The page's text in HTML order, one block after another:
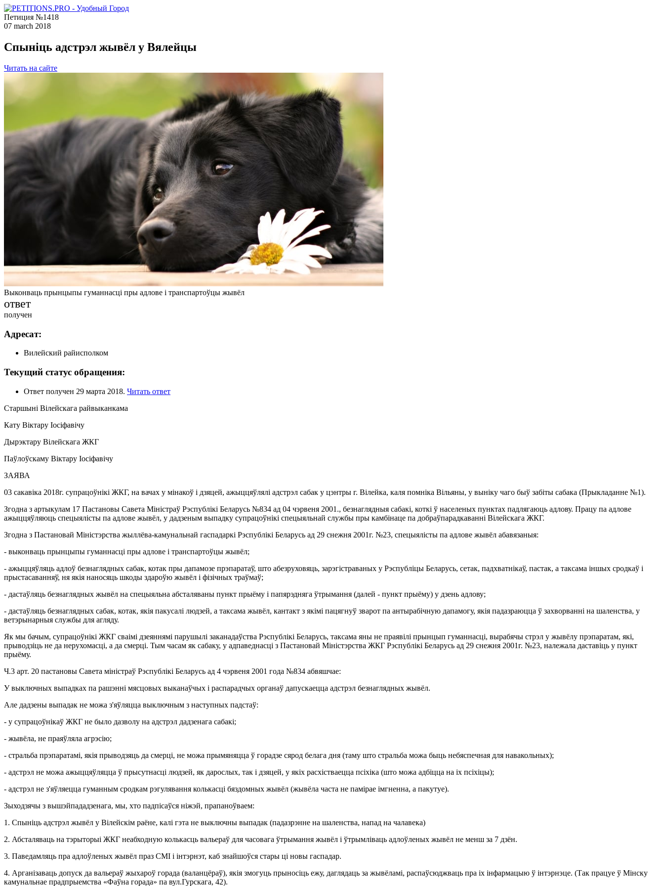
Петиция №1418
07 march 2018
Спыніць адстрэл жывёл у Вялейцы
Читать на сайте
Выконваць прынцыпы гуманнасці пры адлове і транспартоўцы жывёл
ответ
получен
Адресат:
Вилейский райисполком
Текущий статус обращения:
Ответ получен 29 марта 2018. Читать ответ
Старшыні Вілейскага райвыканкама
Кату Віктару Іосіфавічу
Дырэктару Вілейскага ЖКГ
Паўлоўскаму Віктару Іосіфавічу
ЗАЯВА
03 сакавіка 2018г. супрацоўнікі ЖКГ, на вачах у мінакоў і дзяцей, ажыццяўлялі адстрэл сабак у цэнтры г. Вілейка, каля помніка Вільяны, у выніку чаго быў забіты сабака (Прыкладанне №1).
Згодна з артыкулам 17 Пастановы Савета Міністраў Рэспублікі Беларусь №834 ад 04 чэрвеня 2001., безнаглядныя сабакі, коткі ў населеных пунктах падлягаюць адлову. Працу па адлове
ажыццяўляюць спецыялісты па адлове жывёл, у дадзеным выпадку супрацоўнікі спецыяльнай службы пры камбінаце па добраўпарадкаванні Вілейскага ЖКГ.
Згодна з Пастановай Міністэрства жыллёва-камунальнай гаспадаркі Рэспублікі Беларусь ад 29 снежня 2001г. №23, спецыялісты па адлове жывёл абавязаныя:
- выконваць прынцыпы гуманнасці пры адлове і транспартоўцы жывёл;
- ажыццяўляць адлоў безнаглядных сабак, котак пры дапамозе прэпаратаў, што абезруховяць, зарэгістраваных у Рэспубліцы Беларусь, сетак, падхватнікаў, пастак, а таксама іншых сродкаў і
прыстасаванняў, ня якія наносяць шкоды здароўю жывёл і фізічных траўмаў;
- дастаўляць безнаглядных жывёл на спецыяльна абсталяваны пункт прыёму і папярэдняга ўтрымання (далей - пункт прыёму) у дзень адлову;
- дастаўляць безнаглядных сабак, котак, якія пакусалі людзей, а таксама жывёл, кантакт з якімі пацягнуў зварот па антырабічную дапамогу, якія падазраюцца ў захворванні на шаленства, у
ветэрынарныя службы для агляду.
Як мы бачым, супрацоўнікі ЖКГ сваімі дзеяннямі парушылі заканадаўства Рэспублікі Беларусь, таксама яны не праявілі прынцып гуманнасці, вырабячы стрэл у жывёлу прэпаратам, які,
прыводзіць не да нерухомасці, а да смерці. Тым часам як сабаку, у адпаведнасці з Пастановай Міністэрства ЖКГ Рэспублікі Беларусь ад 29 снежня 2001г. №23, належала даставіць у пункт
прыёму.
Ч.3 арт. 20 пастановы Савета міністраў Рэспублікі Беларусь ад 4 чэрвеня 2001 года №834 абвяшчае:
У выключных выпадках па рашэнні мясцовых выканаўчых і распарадчых органаў дапускаецца адстрэл безнаглядных жывёл.
Але дадзены выпадак не можа з'яўляцца выключным з наступных падстаў:
- у супрацоўнікаў ЖКГ не было дазволу на адстрэл дадзенага сабакі;
- жывёла, не праяўляла агрэсію;
- стральба прэпаратамі, якія прыводзяць да смерці, не можа прымяняцца ў горадзе сярод белага дня (таму што стральба можа быць небяспечная для навакольных);
- адстрэл не можа ажыццяўляцца ў прысутнасці людзей, як дарослых, так і дзяцей, у якіх расхістваецца псіхіка (што можа адбіцца на іх псіхіцы);
- адстрэл не з'яўляецца гуманным сродкам рэгулявання колькасці бяздомных жывёл (жывёла часта не памірае імгненна, а пакутуе).
Зыходзячы з вышэйпададзенага, мы, хто падпісаўся ніжэй, прапаноўваем:
1. Спыніць адстрэл жывёл у Вілейскім раёне, калі гэта не выключны выпадак (падазрэнне на шаленства, напад на чалавека)
2. Абсталяваць на тэрыторыі ЖКГ неабходную колькасць вальераў для часовага ўтрымання жывёл і ўтрымліваць адлоўленых жывёл не менш за 7 дзён.
3. Паведамляць пра адлоўленых жывёл праз СМІ і інтэрнэт, каб знайшоўся стары ці новы гаспадар.
4. Арганізаваць допуск да вальераў жыхароў горада (валанцёраў), якія змогуць прыносіць ежу, даглядаць за жывёламі, распаўсюджваць пра іх інфармацыю ў інтэрнэце. (Так працуе ў Мінску
камунальнае прадпрыемства «Фаўна горада» па вул.Гурскага, 42).